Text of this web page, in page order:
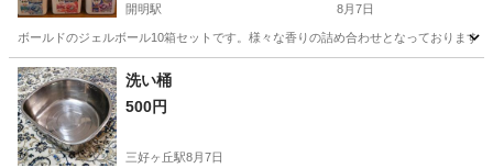
開明駅 8月7日
ボールドのジェルボール10箱セットです。様々な香りの詰め合わせとなっております
愛知 一宮市 開明駅
洗い桶
500円
三好ヶ丘駅8月7日